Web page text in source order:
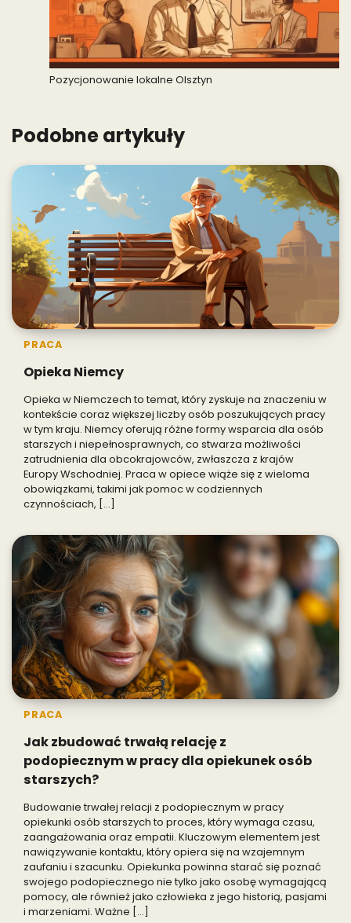
Pozycjonowanie lokalne Olsztyn
Podobne artykuły
PRACA
Opieka Niemcy
Opieka w Niemczech to temat, który zyskuje na znaczeniu w
kontekście coraz większej liczby osób poszukujących pracy
w tym kraju. Niemcy oferują różne formy wsparcia dla osób
starszych i niepełnosprawnych, co stwarza możliwości
zatrudnienia dla obcokrajowców, zwłaszcza z krajów
Europy Wschodniej. Praca w opiece wiąże się z wieloma
obowiązkami, takimi jak pomoc w codziennych
czynnościach, […]
PRACA
Jak zbudować trwałą relację z
podopiecznym w pracy dla opiekunek osób
starszych?
Budowanie trwałej relacji z podopiecznym w pracy
opiekunki osób starszych to proces, który wymaga czasu,
zaangażowania oraz empatii. Kluczowym elementem jest
nawiązywanie kontaktu, który opiera się na wzajemnym
zaufaniu i szacunku. Opiekunka powinna starać się poznać
swojego podopiecznego nie tylko jako osobę wymagającą
pomocy, ale również jako człowieka z jego historią, pasjami
i marzeniami. Ważne […]